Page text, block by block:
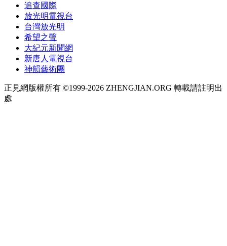
追查國際
放光明電視台
台灣放光明
希望之聲
大紀元新聞網
新唐人電視台
神韻藝術團
正見網版權所有 ©1999-2026 ZHENGJIAN.ORG 轉載請註明出
處